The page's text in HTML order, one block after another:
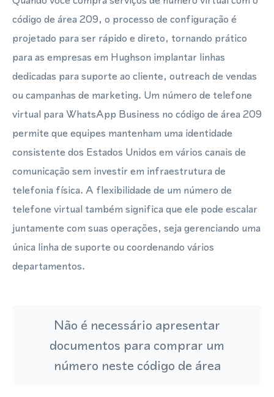
código de área 209, o processo de configuração é
projetado para ser rápido e direto, tornando prático
para as empresas em Hughson implantar linhas
dedicadas para suporte ao cliente, outreach de vendas
ou campanhas de marketing. Um número de telefone
virtual para WhatsApp Business no código de área 209
permite que equipes mantenham uma identidade
consistente dos Estados Unidos em vários canais de
comunicação sem investir em infraestrutura de
telefonia física. A flexibilidade de um número de
telefone virtual também significa que ele pode escalar
juntamente com suas operações, seja gerenciando uma
única linha de suporte ou coordenando vários
departamentos.
Não é necessário apresentar
documentos para comprar um
número neste código de área